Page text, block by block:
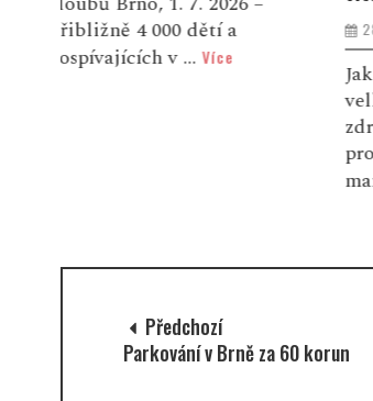
28 LISTOPADU, 2025
Jak automaticky zpracovávat
Předchozí
Parkování v Brně za 60 korun